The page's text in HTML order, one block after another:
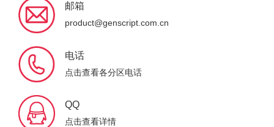
邮箱
product@genscript.com.cn
电话
点击查看各分区电话
QQ
点击查看详情